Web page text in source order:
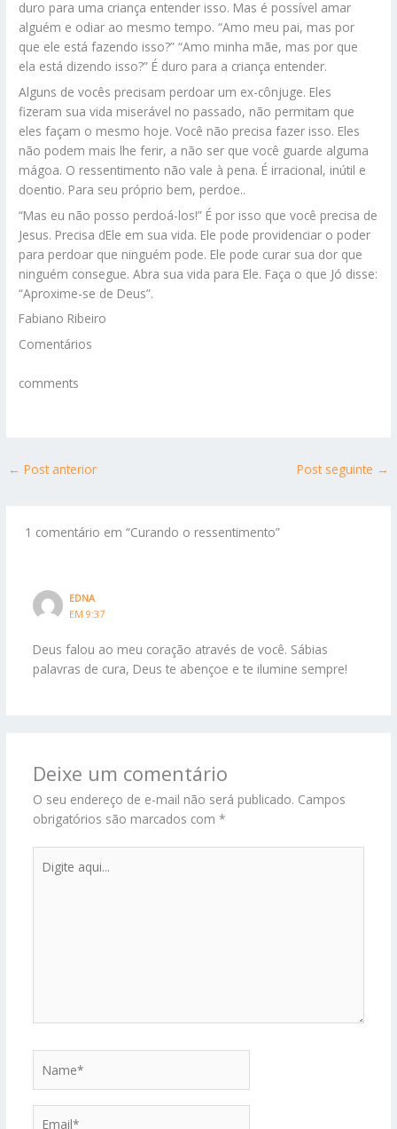
duro para uma criança entender isso. Mas é possível amar
alguém e odiar ao mesmo tempo. “Amo meu pai, mas por
que ele está fazendo isso?” “Amo minha mãe, mas por que
ela está dizendo isso?” É duro para a criança entender.
Alguns de vocês precisam perdoar um ex-cônjuge. Eles
fizeram sua vida miserável no passado, não permitam que
eles façam o mesmo hoje. Você não precisa fazer isso. Eles
não podem mais lhe ferir, a não ser que você guarde alguma
mágoa. O ressentimento não vale à pena. É irracional, inútil e
doentio. Para seu próprio bem, perdoe..
“Mas eu não posso perdoá-los!” É por isso que você precisa de
Jesus. Precisa dEle em sua vida. Ele pode providenciar o poder
para perdoar que ninguém pode. Ele pode curar sua dor que
ninguém consegue. Abra sua vida para Ele. Faça o que Jó disse:
“Aproxime-se de Deus”.
Fabiano Ribeiro
Comentários
comments
← Post anterior Post seguinte →
1 comentário em “Curando o ressentimento”
EDNA
EM 9:37
Deus falou ao meu coração através de você. Sábias
palavras de cura, Deus te abençoe e te ilumine sempre!
Deixe um comentário
O seu endereço de e-mail não será publicado. Campos
obrigatórios são marcados com *
aqui...